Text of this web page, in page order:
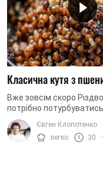
Класична кутя з
Вже зовсім скоро
потрібно
ваша святкова кутя. У
рецепт входить
також багато ...
Євген Клопотенко
легко
30